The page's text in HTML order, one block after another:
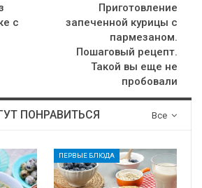
с
Приготовление
запеченной курицы с
пармезаном.
Пошаговый рецепт.
Такой вы еще не
пробовали
Все
ПОНРАВИТЬСЯ
ПЕРВЫЕ БЛЮДА